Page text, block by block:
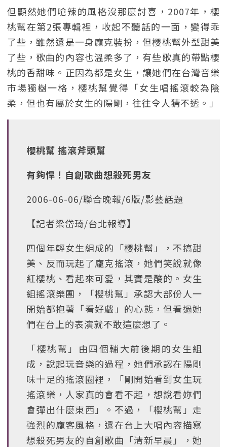
但顯然她們嗆辣的風格沒那麼討喜，2007年，櫻
桃幫在第2張專輯裡，收起不聽話的一面，變得乖
了些，雖然還是一身龐克裝扮，但櫻桃幫外型甜美
了些，歌曲的內容也溫柔多了，有些歌真的帶點櫻
桃的香甜味。正因為都是女生，讓她們在台灣音樂
市場獨樹一格，櫻桃幫覺得「女生唱搖滾較為陰
柔，但也有屬於女生的陽剛，往往令人猜不透。」
櫻桃幫 搖滾斧頭幫
有夠悍！自創歌曲想殺死男友
2006-06-06/聯合晚報/6版/影藝話題
【記者梁岱琦/台北報導】
四個年輕女生組成的「櫻桃幫」，不搞甜
美、反而玩起了龐克搖滾，她們笑說就像
紅櫻桃、看起來可愛，其實是酸的。女生
組搖滾樂團，「櫻桃幫」承認大部份人一
開始都抱著「看好戲」的心態，但看過她
們在台上的表演就不敢這麼想了。
「櫻桃幫」由四個輔大前後期的女生組
成，說起玩音樂的過程，她們承認在陽剛
味十足的搖滾圈裡，「剛開始看到女生玩
搖滾樂，人家真的會看不起，想說看妳們
會彈出什麼東西」。不過，「櫻桃幫」走
強烈的龐客風格，還在台上大唱內容描寫
想殺死男友的自創歌曲「清新早晨」，她